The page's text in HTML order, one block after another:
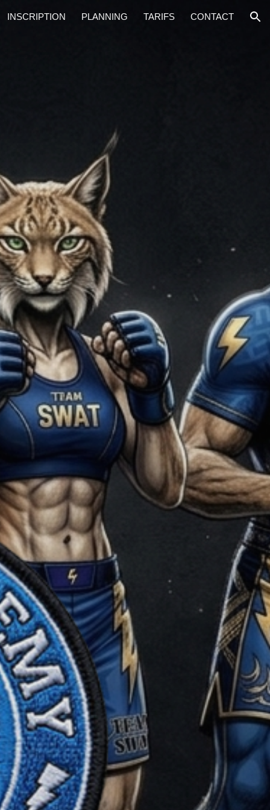
INSCRIPTION PLANNING TARIFS CONTACT